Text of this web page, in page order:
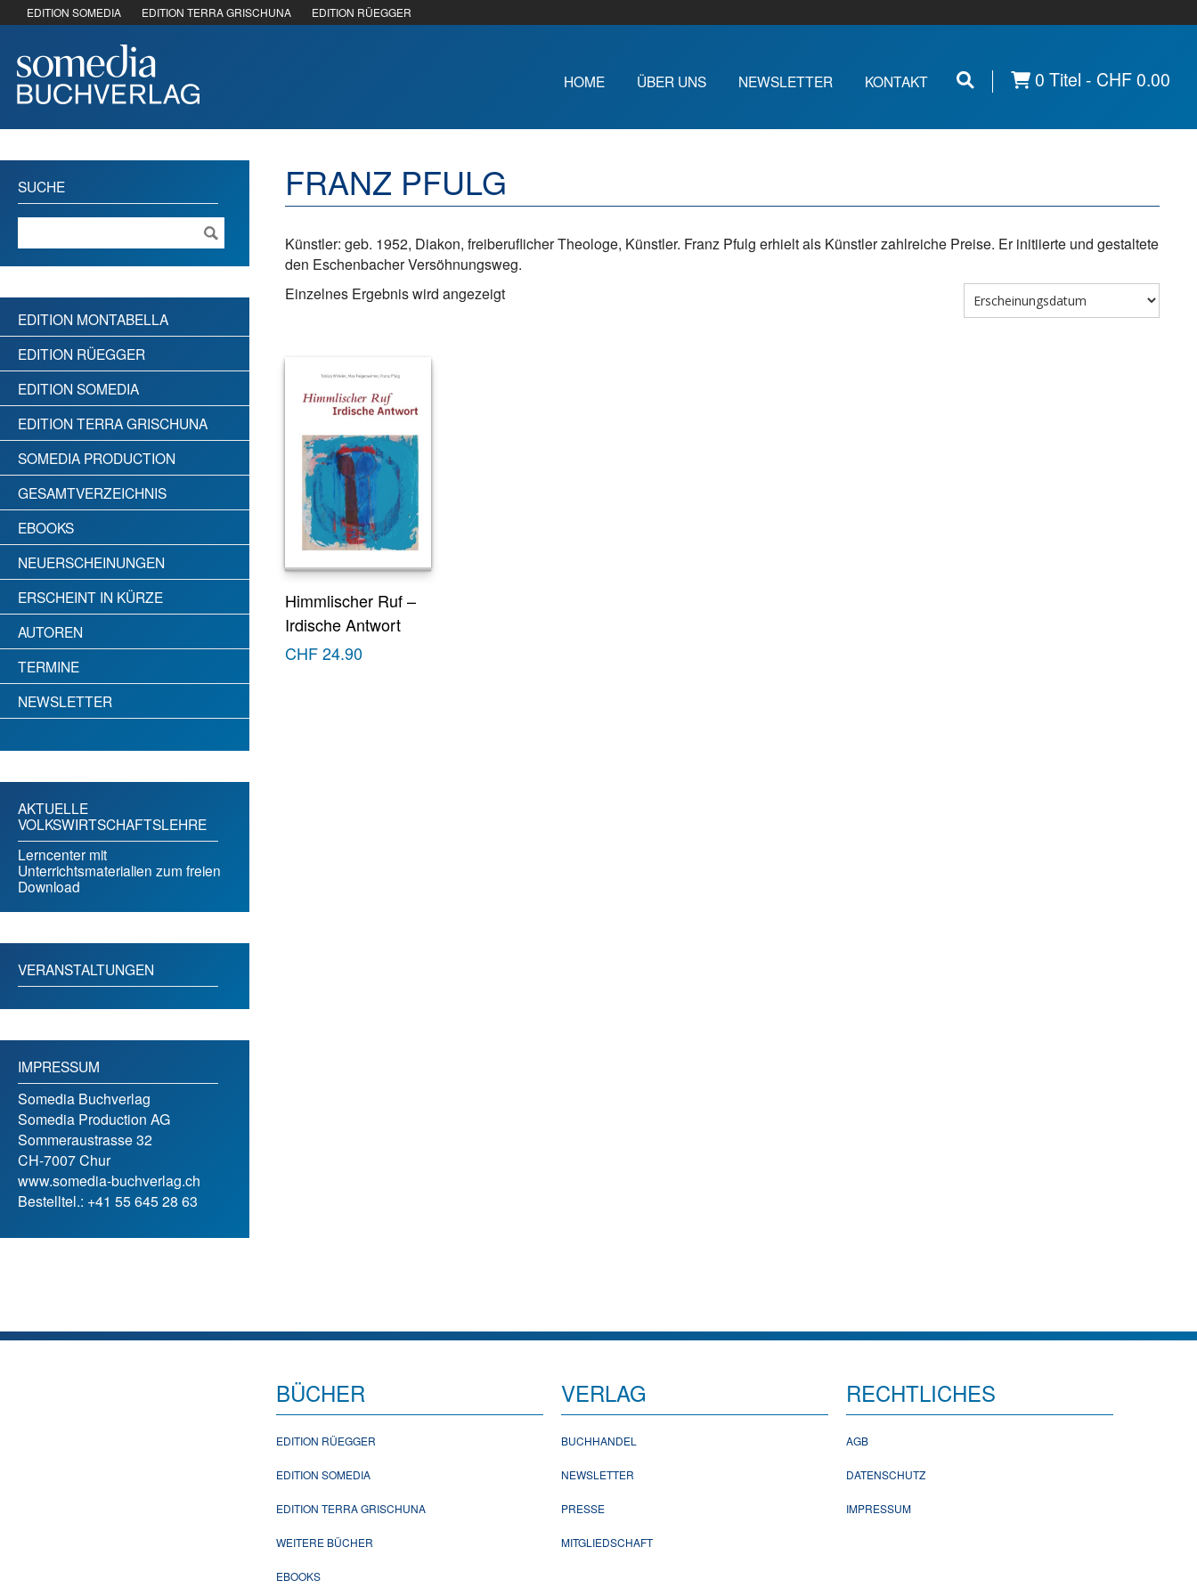
EDITION SOMEDIA EDITION TERRA GRISCHUNA EDITION RÜEGGER
HOME ÜBER UNS NEWSLETTER KONTAKT 0 Titel - CHF0.00
FRANZ PFULG
Künstler: geb. 1952, Diakon, freiberuflicher Theologe, Künstler. Franz Pfulg erhielt als Künstler zahlreiche Preise. Er initiierte und gestaltete
den Eschenbacher Versöhnungsweg.
Einzelnes Ergebnis wird angezeigt
Himmlischer Ruf –
Irdische Antwort
CHF24.90
SUCHE
EDITION MONTABELLA
EDITION RÜEGGER
EDITION SOMEDIA
EDITION TERRA GRISCHUNA
SOMEDIA PRODUCTION
GESAMTVERZEICHNIS
EBOOKS
NEUERSCHEINUNGEN
ERSCHEINT IN KÜRZE
AUTOREN
TERMINE
NEWSLETTER
AKTUELLE
VOLKSWIRTSCHAFTSLEHRE
Lerncenter mit
Unterrichtsmaterialien zum freien
Download
VERANSTALTUNGEN
IMPRESSUM
Somedia Buchverlag
Somedia Production AG
Sommeraustrasse 32
CH-7007 Chur
www.somedia-buchverlag.ch
Bestelltel.: +41 55 645 28 63
BÜCHER
EDITION RÜEGGER
EDITION SOMEDIA
EDITION TERRA GRISCHUNA
WEITERE BÜCHER
EBOOKS
VERLAG
BUCHHANDEL
NEWSLETTER
PRESSE
MITGLIEDSCHAFT
RECHTLICHES
AGB
DATENSCHUTZ
IMPRESSUM